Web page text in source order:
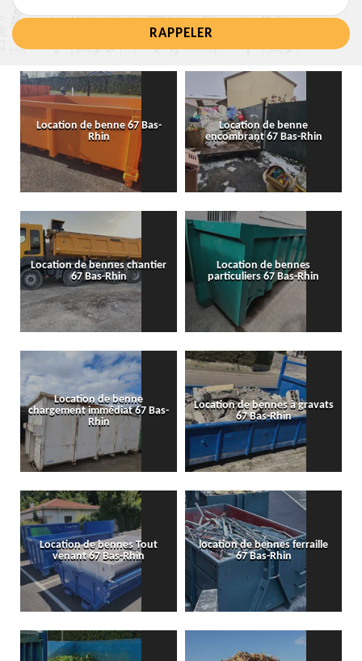
Location de benne 67 Bas-
Rhin
Location de benne
encombrant 67 Bas-Rhin
Location de bennes chantier
67 Bas-Rhin
Location de bennes
particuliers 67 Bas-Rhin
Location de benne
chargement immédiat 67 Bas-
Rhin
Location de bennes à gravats
67 Bas-Rhin
Location de bennes Tout
venant 67 Bas-Rhin
location de bennes ferraille
67 Bas-Rhin